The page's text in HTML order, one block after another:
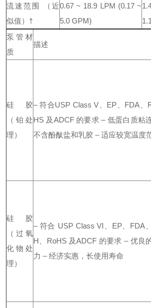
流速范围
（近
似值）†
0.67 ~ 18.9 LPM (0.17 ~
5.0 GPM)
泵管材
质
描述
硅胶
（铂处
理）
– 符合USP Class V、EP、FDA、
HS 及ADCF 的要求 – 低蛋白质粘
不含酚酞盐和乳胶 – 适应较宽温度
硅胶
（过氧
化物处
理）
– 符合 USP Class VI、EP、FDA
H、RoHS 及ADCF 的要求 – 优良
力 – 经济实惠，长使用寿命